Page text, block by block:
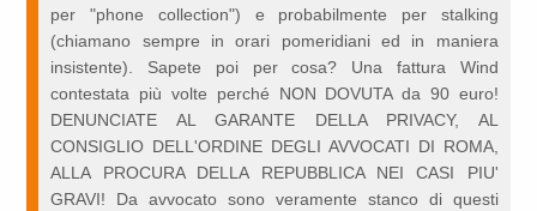
per "phone collection") e probabilmente per stalking
(chiamano sempre in orari pomeridiani ed in maniera
insistente). Sapete poi per cosa? Una fattura Wind
contestata più volte perché NON DOVUTA da 90 euro!
DENUNCIATE AL GARANTE DELLA PRIVACY, AL
CONSIGLIO DELL'ORDINE DEGLI AVVOCATI DI ROMA,
ALLA PROCURA DELLA REPUBBLICA NEI CASI PIU'
GRAVI! Da avvocato sono veramente stanco di questi